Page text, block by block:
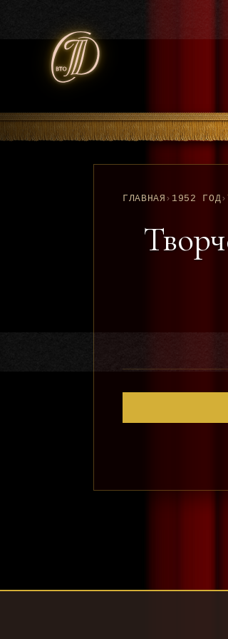
ГЛАВНАЯ › 1952 ГОД›